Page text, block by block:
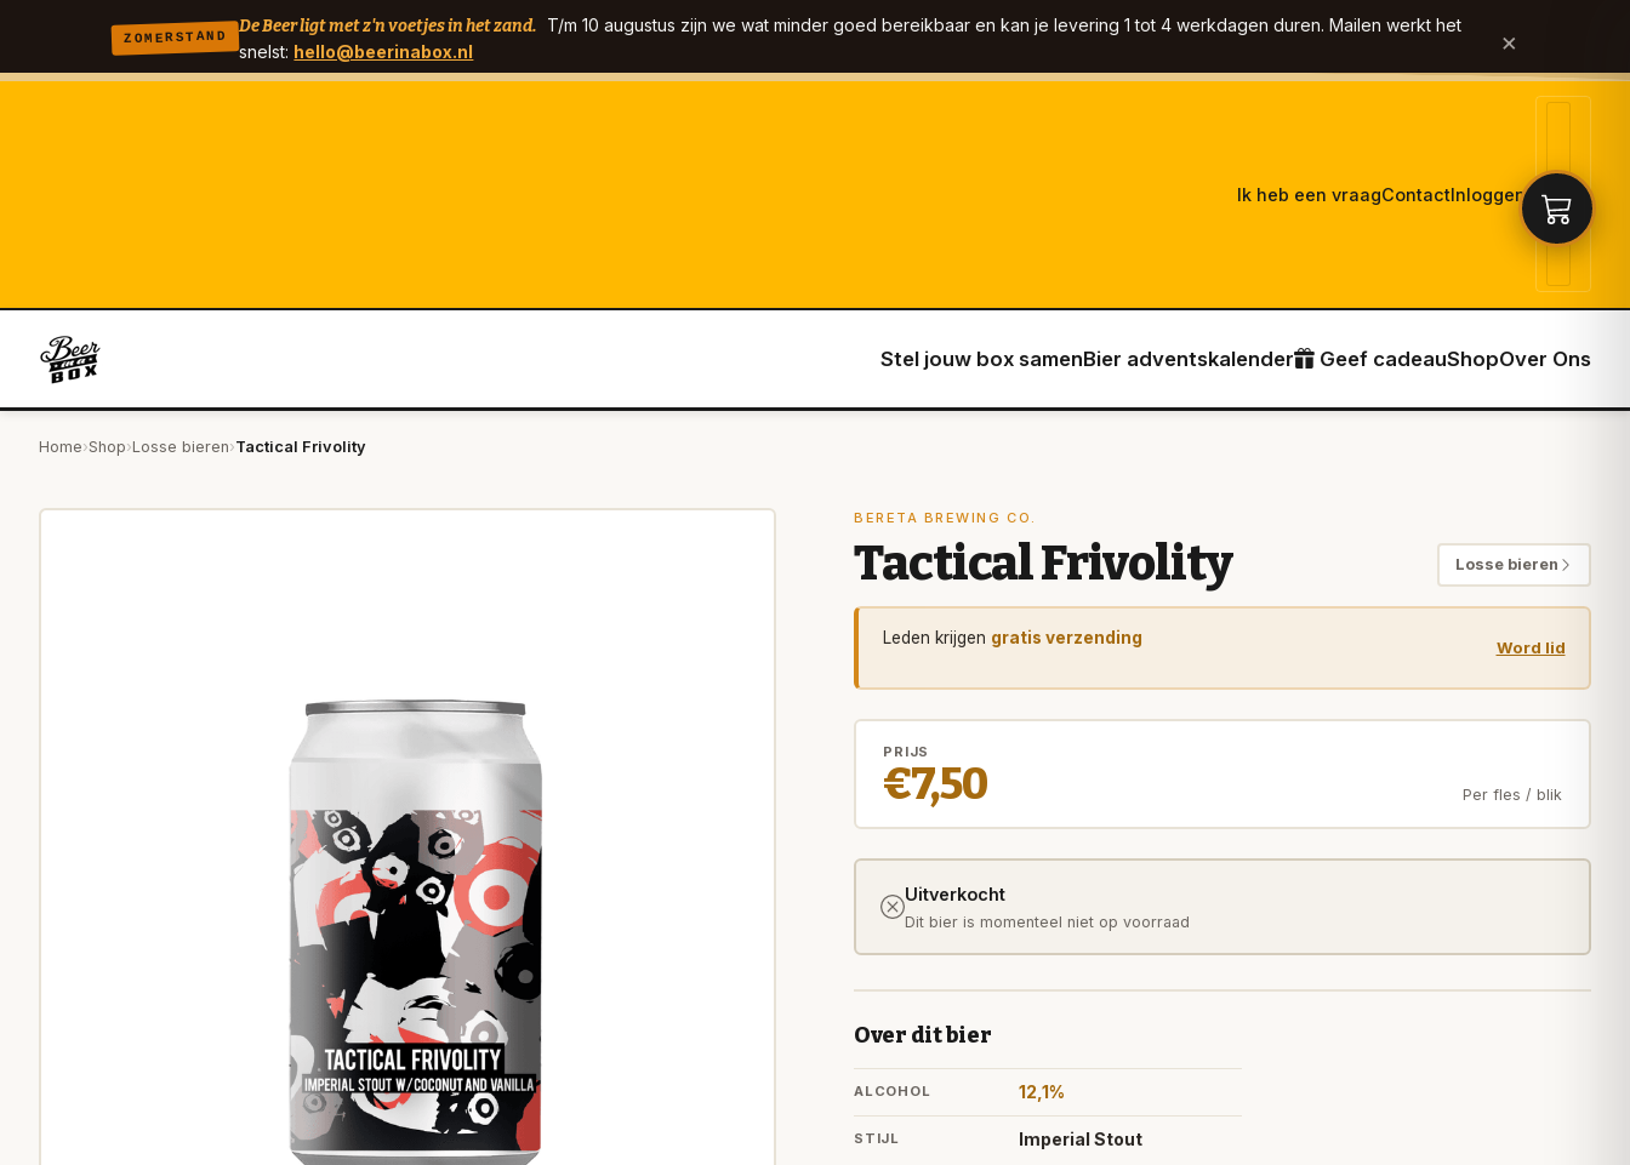
ZOMERSTAND
De Beer ligt met z'n voetjes in het zand. T/m 10 augustus zijn we wat minder goed bereikbaar en kan je levering 1 tot 4 werkdagen duren. Mailen werkt het
snelst: hello@beerinabox.nl ×
Ik heb een vraagContactInloggen
Stel jouw box samenBier adventskalender Geef cadeauShopOver Ons
Home›Shop›Losse bieren›Tactical Frivolity
BERETA BREWING CO.
Tactical Frivolity Losse bieren
Leden krijgen gratis verzending Word lid
PRIJS
€7,50 Per fles / blik
Uitverkocht
Dit bier is momenteel niet op voorraad
Over dit bier
ALCOHOL 12,1%
STIJL Imperial Stout